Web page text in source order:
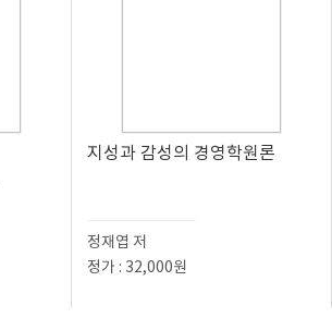
지성과 감성의 경영학원론
정재엽 저
정가 : 32,000원